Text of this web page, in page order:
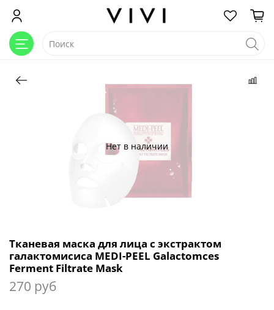
Нет в наличии
Тканевая маска для лица с экстрактом
галактомисиса MEDI-PEEL Galactomces
Ferment Filtrate Mask
270 руб